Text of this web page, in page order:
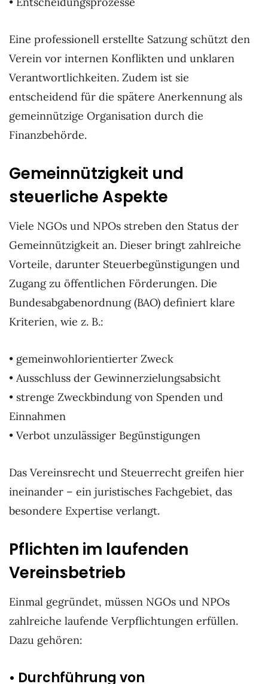
Eine professionell erstellte Satzung schützt den
Verein vor internen Konflikten und unklaren
Verantwortlichkeiten. Zudem ist sie
entscheidend für die spätere Anerkennung als
gemeinnützige Organisation durch die
Finanzbehörde.
Gemeinnützigkeit und
steuerliche Aspekte
Viele NGOs und NPOs streben den Status der
Gemeinnützigkeit an. Dieser bringt zahlreiche
Vorteile, darunter Steuerbegünstigungen und
Zugang zu öffentlichen Förderungen. Die
Bundesabgabenordnung (BAO) definiert klare
Kriterien, wie z. B.:
• gemeinwohlorientierter Zweck
• Ausschluss der Gewinnerzielungsabsicht
• strenge Zweckbindung von Spenden und
Einnahmen
• Verbot unzulässiger Begünstigungen
Das Vereinsrecht und Steuerrecht greifen hier
ineinander – ein juristisches Fachgebiet, das
besondere Expertise verlangt.
Pflichten im laufenden
Vereinsbetrieb
Einmal gegründet, müssen NGOs und NPOs
zahlreiche laufende Verpflichtungen erfüllen.
Dazu gehören:
• Durchführung von